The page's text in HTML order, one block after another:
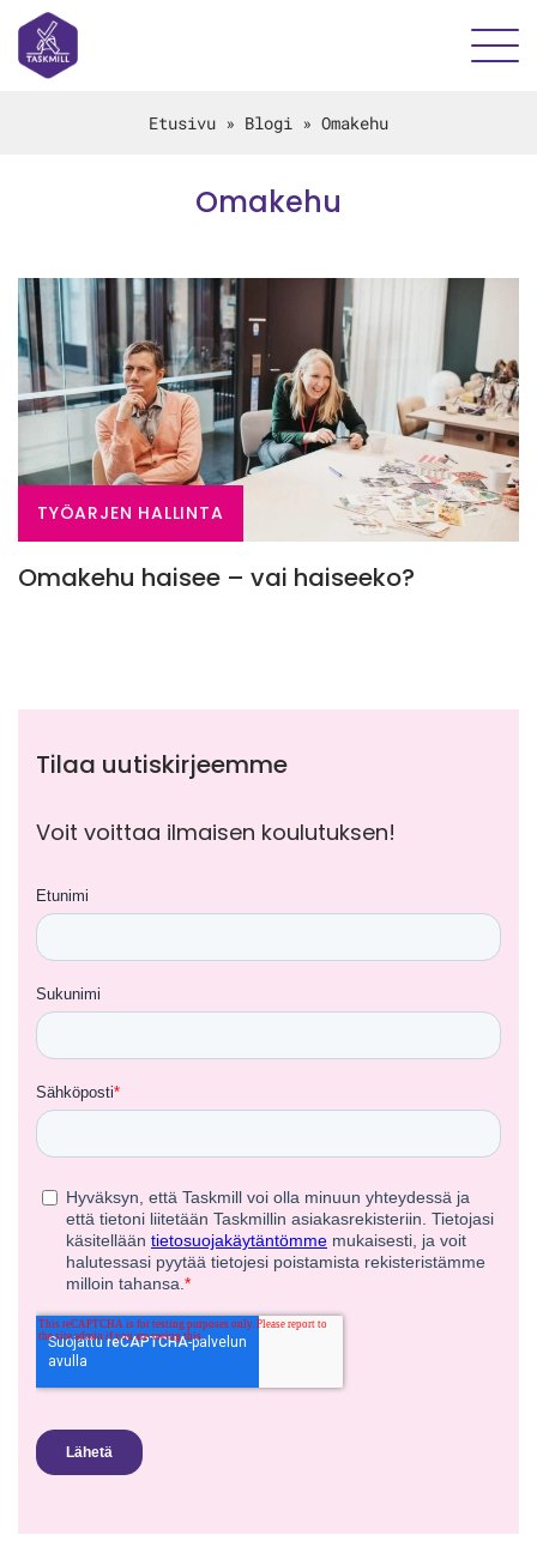
Etusivu » Blogi » Omakehu
Omakehu
TYÖARJEN HALLINTA
Omakehu haisee – vai haiseeko?
Tilaa uutiskirjeemme
Voit voittaa ilmaisen koulutuksen!